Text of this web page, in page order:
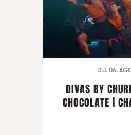
DIJ. 06.
DIVAS BY
CHOCOLATE |